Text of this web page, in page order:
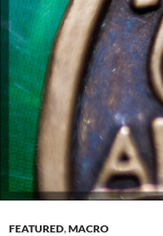
FEATURED,MACRO